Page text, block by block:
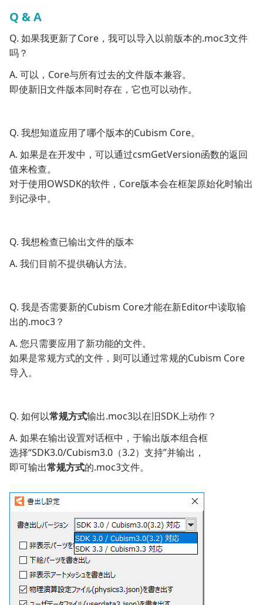
Q & A
Q. 如果我更新了Core，我可以导入以前版本的.moc3文件
吗？
A. 可以，Core与所有过去的文件版本兼容。
即使新旧文件版本同时存在，它也可以动作。
Q. 我想知道应用了哪个版本的Cubism Core。
A. 如果是在开发中，可以通过csmGetVersion函数的返回
值来检查。
对于使用OWSDK的软件，Core版本会在框架原始化时输出
到记录中。
Q. 我想检查已输出文件的版本
A. 我们目前不提供确认方法。
Q. 我是否需要新的Cubism Core才能在新Editor中读取输
出的.moc3？
A. 您只需要应用了新功能的文件。
如果是常规方式的文件，则可以通过常规的Cubism Core
导入。
Q. 如何以常规方式输出.moc3以在旧SDK上动作？
A. 如果在输出设置对话框中，于输出版本组合框
选择“SDK3.0/Cubism3.0（3.2）支持”并输出，
即可输出常规方式的.moc3文件。